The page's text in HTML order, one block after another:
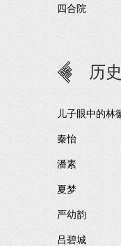
四合院
历
儿子眼中的林
秦怡
潘素
夏梦
严幼韵
吕碧城